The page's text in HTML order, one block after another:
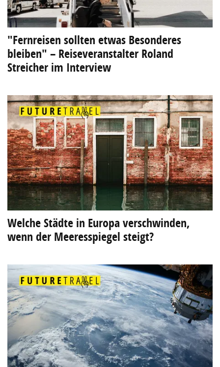
"Fernreisen sollten etwas Besonderes
bleiben" – Reiseveranstalter Roland
Streicher im Interview
Welche Städte in Europa verschwinden,
wenn der Meeresspiegel steigt?